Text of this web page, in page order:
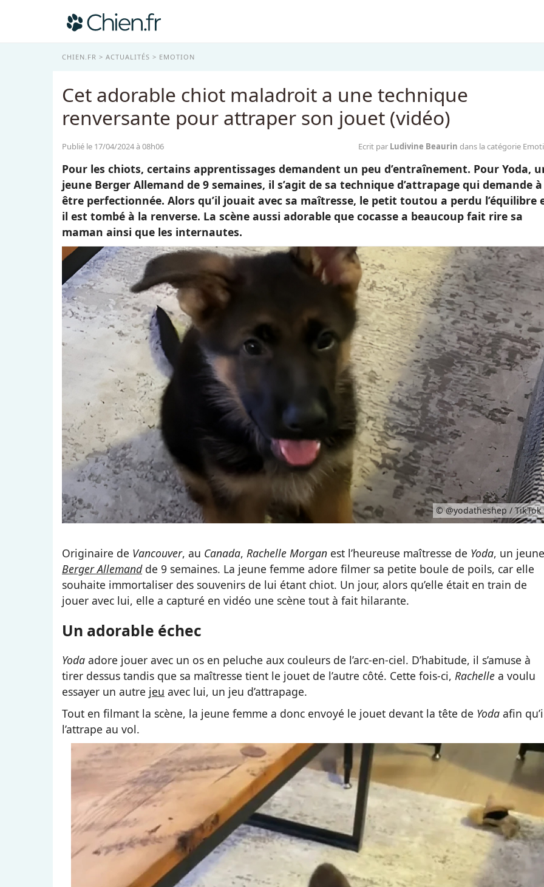
CHIEN.FR ACTUALITÉS EMOTION
Cet adorable chiot maladroit a une technique
renversante pour attraper son jouet (vidéo)
Publié le 17/04/2024 à 08h06 Ecrit par Ludivine Beaurin dans la catégorie
Pour les chiots, certains apprentissages demandent un peu d’entraînement. Pour Yoda,
jeune Berger Allemand de 9 semaines, il s’agit de sa technique d’attrapage qui demande à
être perfectionnée. Alors qu’il jouait avec sa maîtresse, le petit toutou a perdu l’équilibre
il est tombé à la renverse. La scène aussi adorable que cocasse a beaucoup fait rire sa
maman ainsi que les internautes.
© @yodatheshep / TikTok
Originaire de Vancouver, au Canada, Rachelle Morgan est l’heureuse maîtresse de Yoda, un jeune
Berger Allemandde 9 semaines. La jeune femme adore filmer sa petite boule de poils, car elle
souhaite immortaliser des souvenirs de lui étant chiot. Un jour, alors qu’elle était en train de
jouer avec lui, elle a capturé en vidéo une scène tout à fait hilarante.
Un adorable échec
Yoda adore jouer avec un os en peluche aux couleurs de l’arc-en-ciel. D’habitude, il s’amuse à
tirer dessus tandis que sa maîtresse tient le jouet de l’autre côté. Cette fois-ci, Rachelle a voulu
essayer un autre jeu avec lui, un jeu d’attrapage.
Tout en filmant la scène, la jeune femme a donc envoyé le jouet devant la tête de Yoda afin
l’attrape au vol.